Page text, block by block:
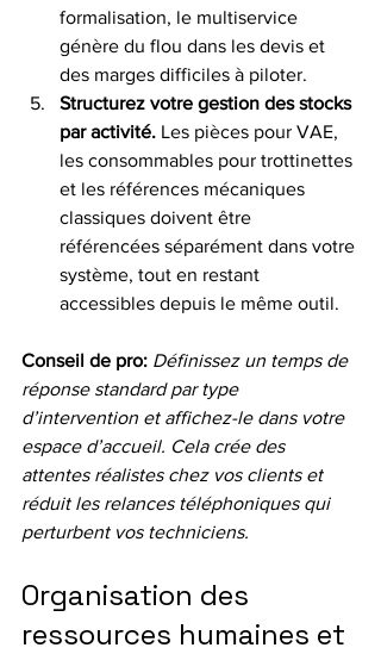
formalisation, le multiservice
génère du flou dans les devis et
des marges difficiles à piloter.
Structurez votre gestion des stocks
par activité. Les pièces pour VAE,
les consommables pour trottinettes
et les références mécaniques
classiques doivent être
référencées séparément dans votre
système, tout en restant
accessibles depuis le même outil.
Conseil de pro: Définissez un temps de
réponse standard par type
d’intervention et affichez-le dans votre
espace d’accueil. Cela crée des
attentes réalistes chez vos clients et
réduit les relances téléphoniques qui
perturbent vos techniciens.
Organisation des
ressources humaines et